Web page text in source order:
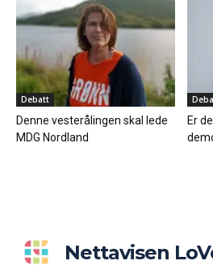
Debatt
Denne vesterålingen skal lede
MDG Nordland
Er
Nettavisen